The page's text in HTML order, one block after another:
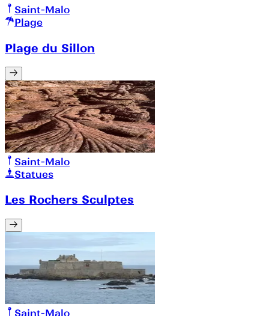
Saint-Malo
Plage
Plage du Sillon
Saint-Malo
Statues
Les Rochers Sculptes
Saint-Malo